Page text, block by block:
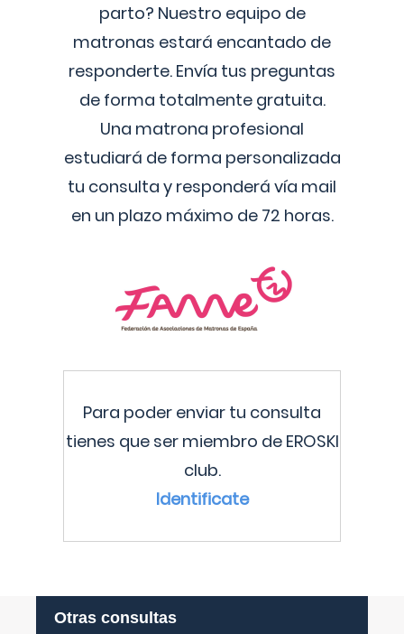
parto? Nuestro equipo de
matronas estará encantado de
responderte. Envía tus preguntas
de forma totalmente gratuita.
Una matrona profesional
estudiará de forma personalizada
tu consulta y responderá vía mail
en un plazo máximo de 72 horas.
Para poder enviar tu consulta
tienes que ser miembro de EROSKI
club.
Identificate
Otras consultas